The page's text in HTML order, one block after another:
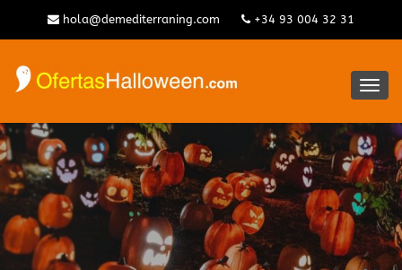
hola@demediterraning.com +34 93 004 32 31